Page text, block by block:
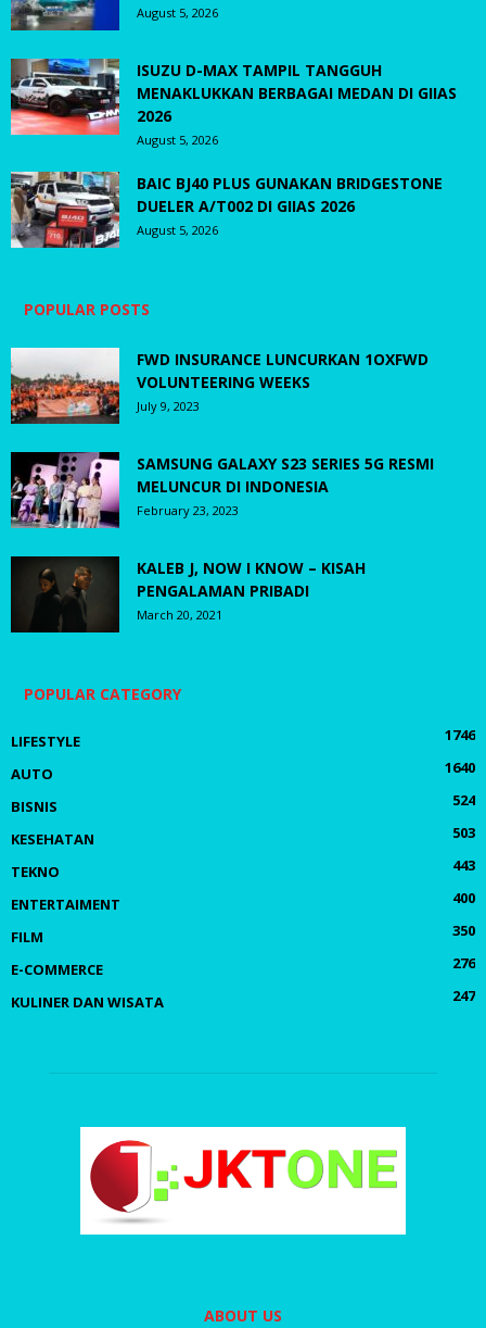
August 5, 2026
ISUZU D-MAX TAMPIL TANGGUH
MENAKLUKKAN BERBAGAI MEDAN DI GIIAS
2026
August 5, 2026
BAIC BJ40 PLUS GUNAKAN BRIDGESTONE
DUELER A/T002 DI GIIAS 2026
August 5, 2026
POPULAR POSTS
FWD INSURANCE LUNCURKAN 1OXFWD
VOLUNTEERING WEEKS
July 9, 2023
SAMSUNG GALAXY S23 SERIES 5G RESMI
MELUNCUR DI INDONESIA
February 23, 2023
KALEB J, NOW I KNOW – KISAH
PENGALAMAN PRIBADI
March 20, 2021
POPULAR CATEGORY
LIFESTYLE
1746
AUTO
1640
BISNIS
524
KESEHATAN
503
TEKNO
443
ENTERTAIMENT
400
FILM
350
E-COMMERCE
276
KULINER DAN WISATA
247
ABOUT US